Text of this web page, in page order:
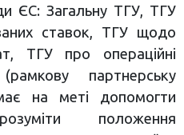
ЄС: Загальну ТГУ, ТГУ
ставок, ТГУ щодо
ТГУ про операційні
партнерську
на меті допомогти
положення